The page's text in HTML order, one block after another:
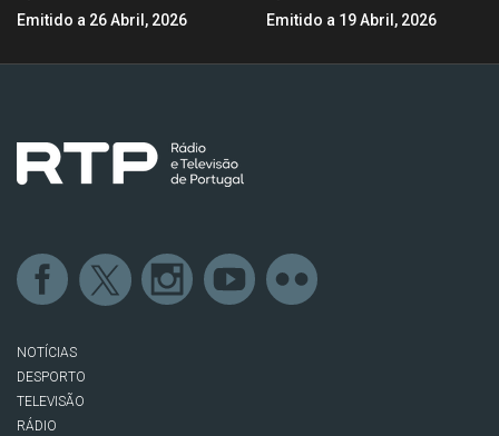
Emitido a 26 Abril, 2026 Emitido a 19 Abril, 2026
NOTÍCIAS
DESPORTO
TELEVISÃO
RÁDIO